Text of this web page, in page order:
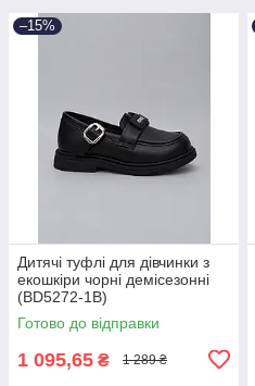
–15%
Дитячі туфлі для дівчинки з
екошкіри чорні демісезонні
(BD5272-1B)
Готово до відправки
1 095,65 ₴ 1 289 ₴